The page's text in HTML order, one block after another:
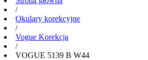
/
Okulary korekcyjne
/
Vogue Korekcja
/
VOGUE 5139 B W44